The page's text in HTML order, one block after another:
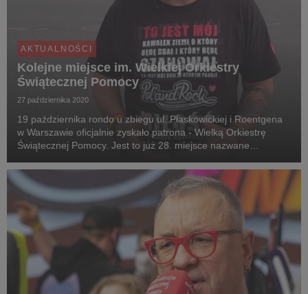
AKTUALNOŚCI
Kolejne miejsce im. Wielkiej Orkiestry
Świątecznej Pomocy
27 października 2020
19 października rondo u zbiegu ul. Płaskowickiej i Roentgena
w Warszawie oficjalnie zyskało patrona - Wielką Orkiestrę
Świątecznej Pomocy. Jest to już 28. miejsce nazwane
darzą Fundację WOŚP Polacy.